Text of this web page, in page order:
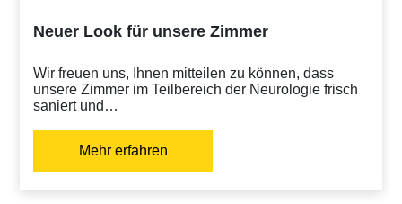
Neuer Look für unsere Zimmer
Wir freuen uns, Ihnen mitteilen zu können, dass
unsere Zimmer im Teilbereich der Neurologie frisch
saniert und…
Mehr erfahren